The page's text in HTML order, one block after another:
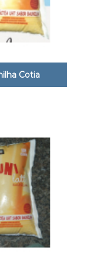
Cotia